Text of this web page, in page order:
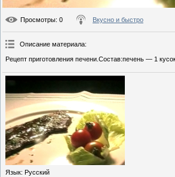
Просмотры: 0 Вкусно и быстро
Описание материала:
Рецепт приготовления печени.Состав:печень — 1
Язык: Русский